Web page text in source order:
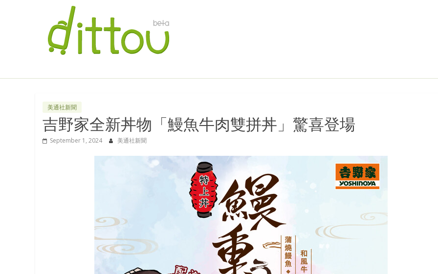
美通社新聞
吉野家全新丼物「鰻魚牛肉雙拼丼」驚喜登場
September 1, 2024 美通社新聞